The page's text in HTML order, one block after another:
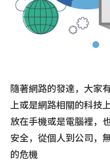
隨著網路的發達，大家
上或是網路相關的科技
放在手機或是電腦裡，
安全，從個人到公司，
的危機